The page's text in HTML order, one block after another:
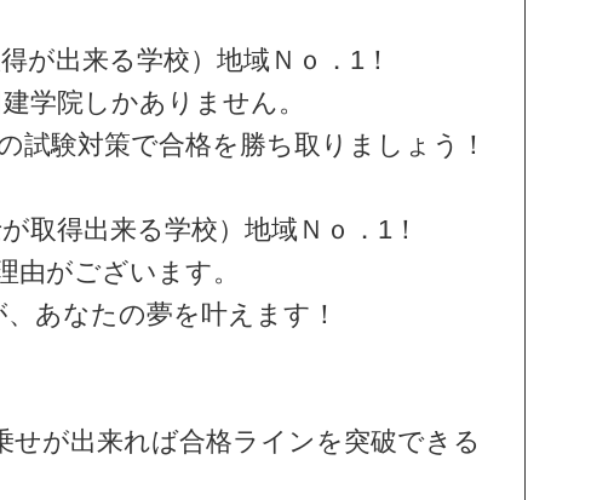
が出来る学校）地域Ｎｏ．1！
学院しかありません。
試験対策で合格を勝ち取りましょう！
取得出来る学校）地域Ｎｏ．1！
がございます。
あなたの夢を叶えます！
が出来れば合格ラインを突破できる